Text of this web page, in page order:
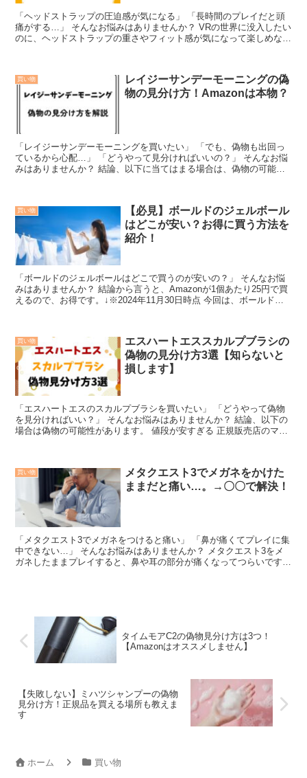
「ヘッドストラップの圧迫感が気になる」 「長時間のプレイだと頭
痛がする…」 そんなお悩みはありませんか？ VRの世界に没入したい
のに、ヘッドストラップの重さやフィット感が気になって楽しめない
買い物
レイジーサンデーモーニングの偽
物の見分け方！Amazonは本物？
「レイジーサンデーモーニングを買いたい」 「でも、偽物も出回っ
ているから心配…」 「どうやって見分ければいいの？」 そんなお悩
みはありませんか？ 結論、以下に当てはまる場合は、偽物の可能性
買い物
【必見】ボールドのジェルボール
はどこが安い？お得に買う方法を
紹介！
「ボールドのジェルボールはどこで買うのが安いの？」 そんなお悩
みはありませんか？ 結論から言うと、Amazonが1個あたり25円で買
えるので、お得です。↓※2024年11月30日時点 今回は、ボールドの
買い物
エスハートエススカルプブラシの
偽物の見分け方3選【知らないと
損します】
「エスハートエスのスカルプブラシを買いたい」 「どうやって偽物
を見分ければいい？」 そんなお悩みはありませんか？ 結論、以下の
場合は偽物の可能性があります。 値段が安すぎる 正規販売店のマー
買い物
メタクエスト3でメガネをかけた
ままだと痛い…。→〇〇で解決！
「メタクエスト3でメガネをつけると痛い」 「鼻が痛くてプレイに集
中できない…」 そんなお悩みはありませんか？ メタクエスト3をメ
ガネしたままプレイすると、鼻や耳の部分が痛くなってつらいですよ
タイムモアC2の偽物見分け方は3つ！
【Amazonはオススメしません】
【失敗しない】ミハツシャンプーの偽物
見分け方！正規品を買える場所も教えま
す
ホーム 買い物